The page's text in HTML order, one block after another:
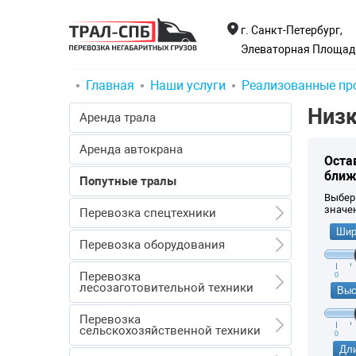
г. Санкт-Петербург,
Элеваторная
Главная Наши услуги Реализованные
0
0
Аренда трала
Аренда автокрана
Попутные тралы
Перевозка спецтехники
Перевозка спецтехники
Перевозка экскаваторов
Перевозка бульдозеров
Перевозка погрузчиков
Перевозка кранов
Перевозка оборудования
Перевозка оборудования
Перевозка емкостей
Перевозка трансформаторов
Перевозка
лесозаготовительной техники
Перевозка лесозаготовительной
техники
Перевозка форвардеров
Перевозка
сельскохозяйственной техники